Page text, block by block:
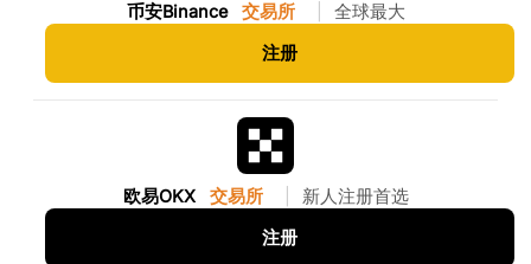
币安Binance 交易所 全球最大
注册
欧易OKX 交易所 新人注册首选
注册